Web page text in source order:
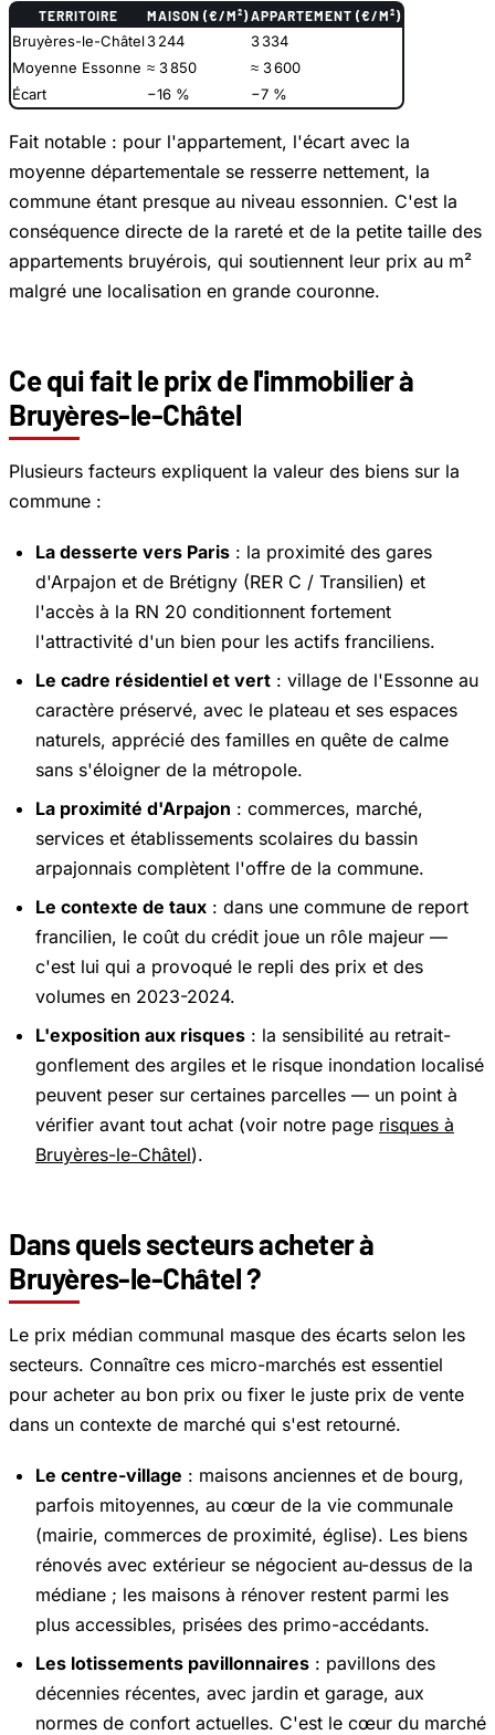
TERRITOIRE MAISON (€/M²)APPARTEMENT (€/M²)
Bruyères-le-Châtel3 244
3 334
Moyenne Essonne ≈ 3 850
≈ 3 600
Écart
−16 % −7 %
Fait notable : pour l'appartement, l'écart avec la
moyenne départementale se resserre nettement, la
commune étant presque au niveau essonnien. C'est la
conséquence directe de la rareté et de la petite taille des
appartements bruyérois, qui soutiennent leur prix au m²
malgré une localisation en grande couronne.
Ce qui fait le prix de l'immobilier à
Bruyères-le-Châtel
Plusieurs facteurs expliquent la valeur des biens sur la
commune :
La desserte vers Paris : la proximité des gares
d'Arpajon et de Brétigny (RER C / Transilien) et
l'accès à la RN 20 conditionnent fortement
l'attractivité d'un bien pour les actifs franciliens.
Le cadre résidentiel et vert : village de l'Essonne au
caractère préservé, avec le plateau et ses espaces
naturels, apprécié des familles en quête de calme
sans s'éloigner de la métropole.
La proximité d'Arpajon : commerces, marché,
services et établissements scolaires du bassin
arpajonnais complètent l'offre de la commune.
Le contexte de taux : dans une commune de report
francilien, le coût du crédit joue un rôle majeur —
c'est lui qui a provoqué le repli des prix et des
volumes en 2023-2024.
L'exposition aux risques : la sensibilité au retrait-
gonflement des argiles et le risque inondation localisé
peuvent peser sur certaines parcelles — un point à
vérifier avant tout achat (voir notre page risques à
Bruyères-le-Châtel).
Dans quels secteurs acheter à
Bruyères-le-Châtel ?
Le prix médian communal masque des écarts selon les
secteurs. Connaître ces micro-marchés est essentiel
pour acheter au bon prix ou fixer le juste prix de vente
dans un contexte de marché qui s'est retourné.
Le centre-village : maisons anciennes et de bourg,
parfois mitoyennes, au cœur de la vie communale
(mairie, commerces de proximité, église). Les biens
rénovés avec extérieur se négocient au-dessus de la
médiane ; les maisons à rénover restent parmi les
plus accessibles, prisées des primo-accédants.
Les lotissements pavillonnaires : pavillons des
décennies récentes, avec jardin et garage, aux
normes de confort actuelles. C'est le cœur du marché